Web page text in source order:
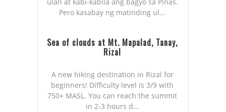
Pero kasabay ng matinding ul...
Sea of clouds at Mt. Mapalad, Tanay,
Rizal
A new hiking destination in Rizal for
beginners! Difficulty level is 3/9 with
750+ MASL. You can reach the summit
in 2-3 hours d...